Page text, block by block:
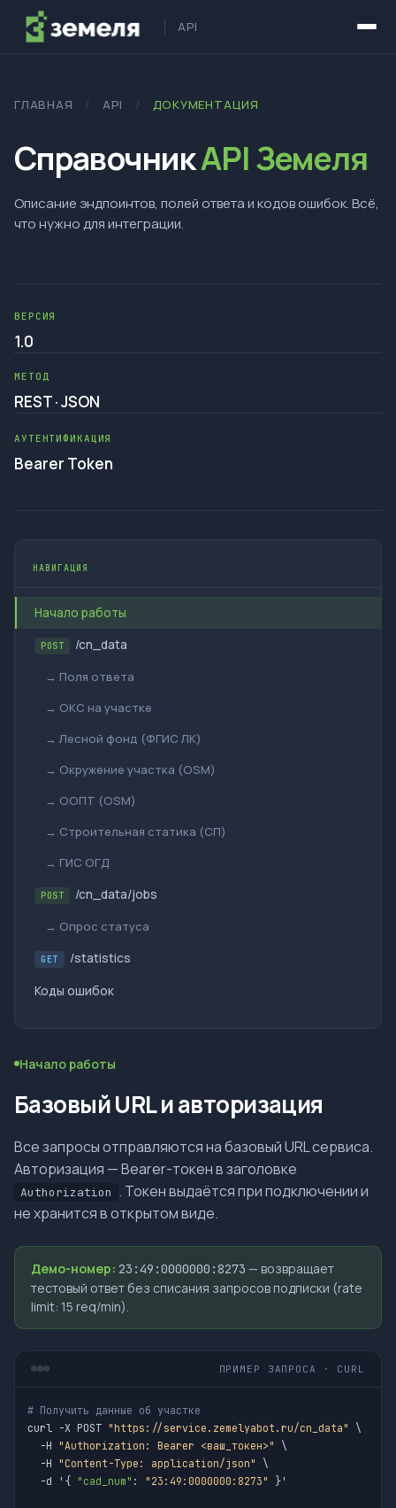
API
ГЛАВНАЯ / API / ДОКУМЕНТАЦИЯ
СправочникAPI Земеля
Описание эндпоинтов, полей ответа и кодов ошибок. Всё,
что нужно для интеграции.
ВЕРСИЯ
1.0
МЕТОД
REST · JSON
АУТЕНТИФИКАЦИЯ
Bearer Token
НАВИГАЦИЯ
Начало работы
POST
/cn_data
→ Поля ответа
→ ОКС на участке
→ Лесной фонд (ФГИС ЛК)
→ Окружение участка (OSM)
→ ООПТ (OSM)
→ Строительная статика (СП)
→ ГИС ОГД
POST
/cn_data/jobs
→ Опрос статуса
GET /statistics
Коды ошибок
Начало работы
Базовый URL и авторизация
Все запросы отправляются на базовый URL сервиса.
Авторизация — Bearer-токен в заголовке
Authorization . Токен выдаётся при подключении и
не хранится в открытом виде.
Демо-номер: 23:49:0000000:8273 — возвращает
тестовый ответ без списания запросов подписки (rate
limit: 15 req/min).
ПРИМЕР ЗАПРОСА · CURL
# Получить данные об участке
curl -X POST "https://service.zemelyabot.ru/cn_data"
\
  -H
"Authorization: Bearer <ваш_токен>"
\
  -H
"Content-Type: application/json"
\
  -d '{
"cad_num" : "23:49:0000000:8273" }'